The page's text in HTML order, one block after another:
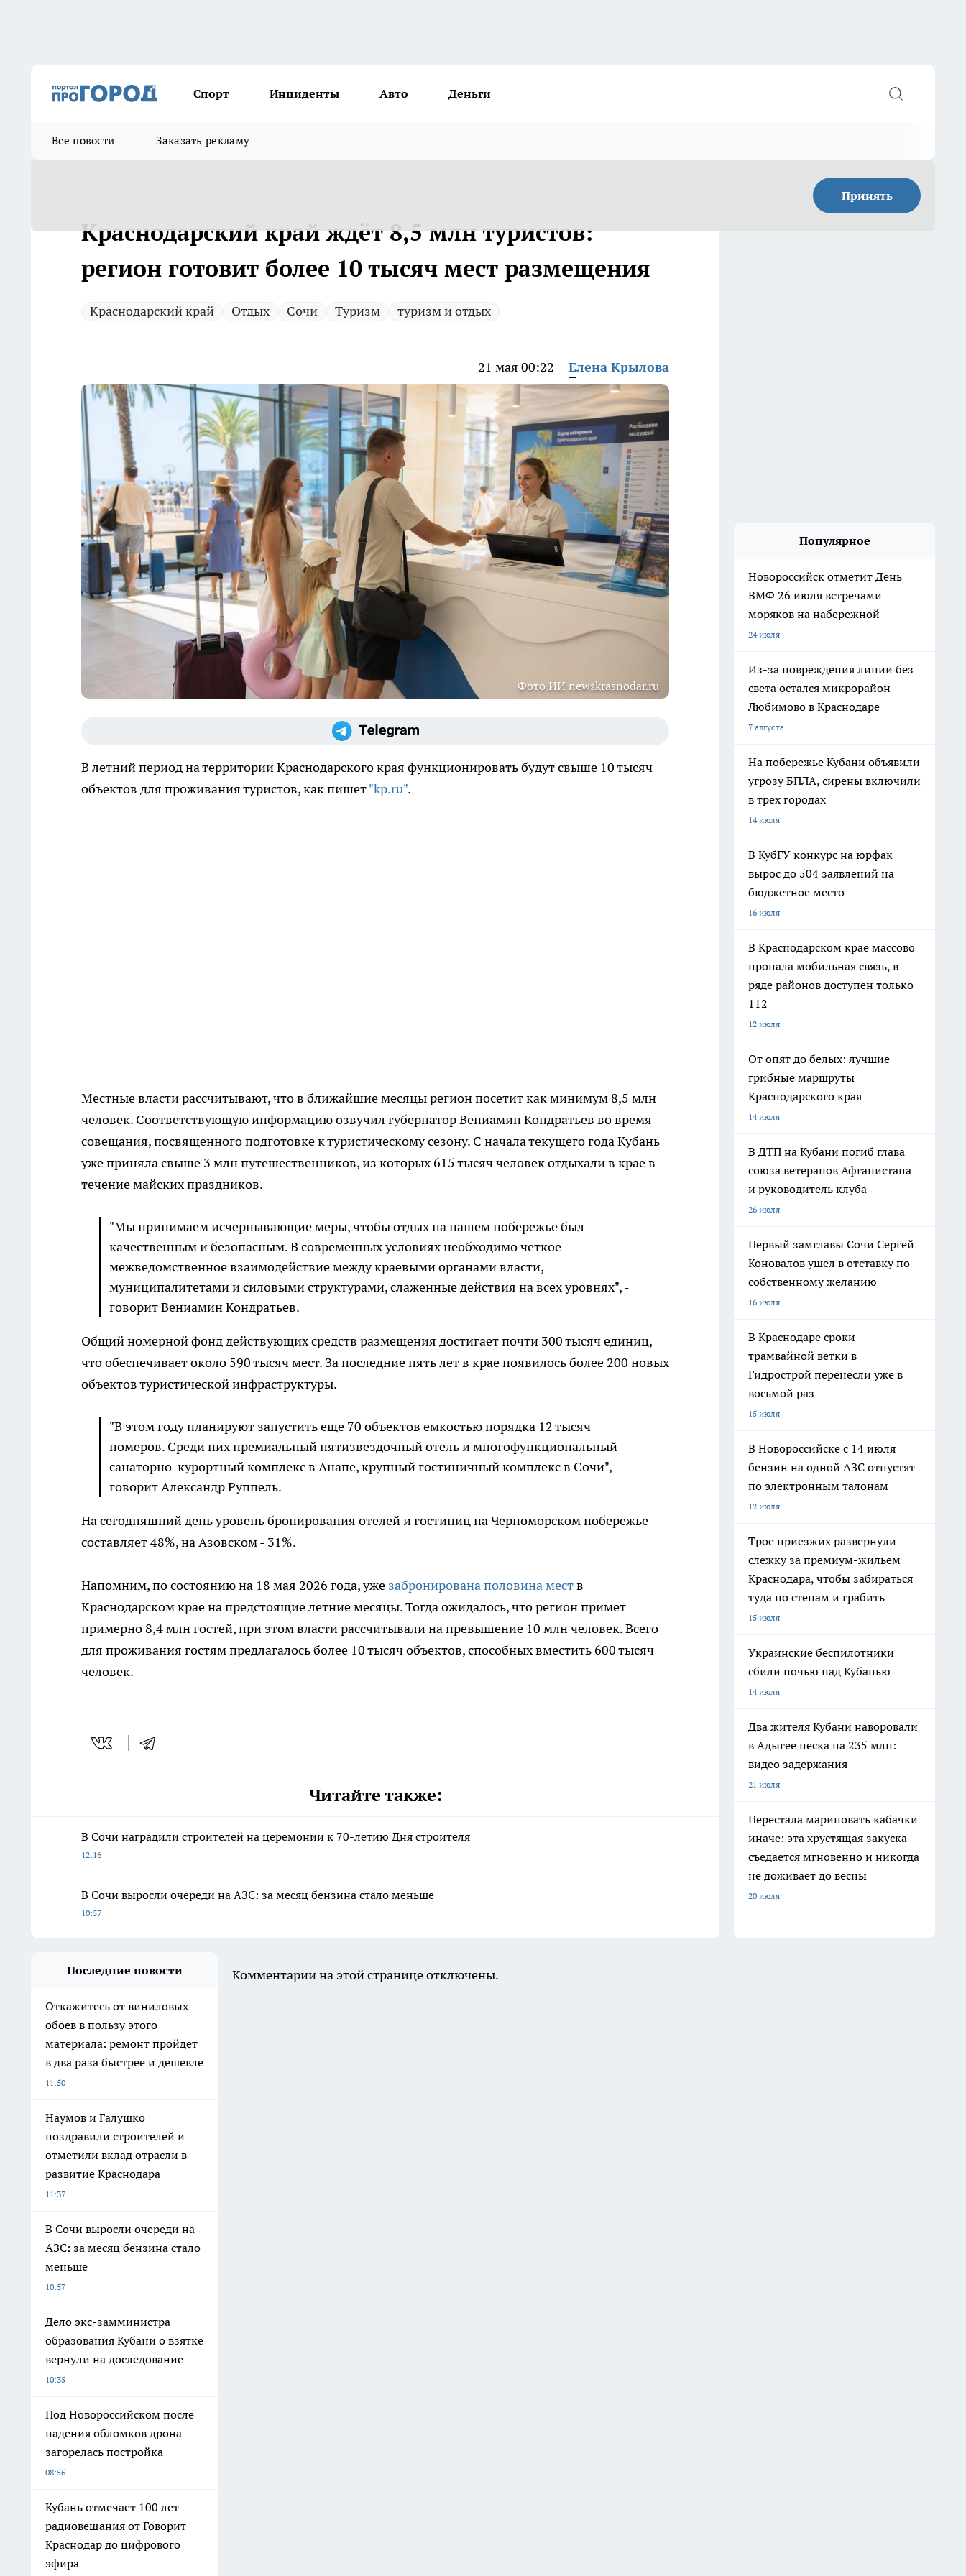
Спорт Инциденты Авто Деньги
Все новости Заказать рекламу
Принять
Краснодарский край ждёт 8,5 млн туристов:
регион готовит более 10 тысяч мест размещения
Краснодарский край Отдых Сочи Туризм туризм и отдых
21 мая 00:22 Елена Крылова
Фото ИИ newskrasnodar.ru
В летний период на территории Краснодарского края функционировать будут свыше 10 тысяч
объектов для проживания туристов, как пишет"kp.ru".
Местные власти рассчитывают, что в ближайшие месяцы регион посетит как минимум 8,5 млн
человек. Соответствующую информацию озвучил губернатор Вениамин Кондратьев во время
совещания, посвященного подготовке к туристическому сезону. С начала текущего года Кубань
уже приняла свыше 3 млн путешественников, из которых 615 тысяч человек отдыхали в крае в
течение майских праздников.
"Мы принимаем исчерпывающие меры, чтобы отдых на нашем побережье был
качественным и безопасным. В современных условиях необходимо четкое
межведомственное взаимодействие между краевыми органами власти,
муниципалитетами и силовыми структурами, слаженные действия на всех уровнях", -
говорит Вениамин Кондратьев.
Общий номерной фонд действующих средств размещения достигает почти 300 тысяч единиц,
что обеспечивает около 590 тысяч мест. За последние пять лет в крае появилось более 200 новых
объектов туристической инфраструктуры.
"В этом году планируют запустить еще 70 объектов емкостью порядка 12 тысяч
номеров. Среди них премиальный пятизвездочный отель и многофункциональный
санаторно-курортный комплекс в Анапе, крупный гостиничный комплекс в Сочи", -
говорит Александр Руппель.
На сегодняшний день уровень бронирования отелей и гостиниц на Черноморском побережье
составляет 48%, на Азовском - 31%.
Напомним, по состоянию на 18 мая 2026 года, уже забронирована половина меств
Краснодарском крае на предстоящие летние месяцы. Тогда ожидалось, что регион примет
примерно 8,4 млн гостей, при этом власти рассчитывали на превышение 10 млн человек. Всего
для проживания гостям предлагалось более 10 тысяч объектов, способных вместить 600 тысяч
человек.
Читайте также:
В Сочи наградили строителей на церемонии к 70-летию Дня строителя
12:16
В Сочи выросли очереди на АЗС: за месяц бензина стало меньше
10:57
Популярное
Новороссийск отметит День
ВМФ 26 июля встречами
моряков на набережной
24 июля
Из-за повреждения линии без
света остался микрорайон
Любимово в Краснодаре
7 августа
На побережье Кубани объявили
угрозу БПЛА, сирены включили
в трех городах
14 июля
В КубГУ конкурс на юрфак
вырос до 504 заявлений на
бюджетное место
16 июля
В Краснодарском крае массово
пропала мобильная связь, в
ряде районов доступен только
112
12 июля
От опят до белых: лучшие
грибные маршруты
Краснодарского края
14 июля
В ДТП на Кубани погиб глава
союза ветеранов Афганистана
и руководитель клуба
26 июля
Первый замглавы Сочи Сергей
Коновалов ушел в отставку по
собственному желанию
16 июля
В Краснодаре сроки
трамвайной ветки в
Гидрострой перенесли уже в
восьмой раз
15 июля
В Новороссийске с 14 июля
бензин на одной АЗС отпустят
по электронным талонам
12 июля
Трое приезжих развернули
слежку за премиум-жильем
Краснодара, чтобы забираться
туда по стенам и грабить
15 июля
Украинские беспилотники
сбили ночью над Кубанью
14 июля
Два жителя Кубани наворовали
в Адыгее песка на 235 млн:
видео задержания
21 июля
Перестала мариновать кабачки
иначе: эта хрустящая закуска
съедается мгновенно и никогда
не доживает до весны
20 июля
Последние новости
Откажитесь от виниловых
обоев в пользу этого
материала: ремонт пройдет
в два раза быстрее и дешевле
11:50
Наумов и Галушко
поздравили строителей и
отметили вклад отрасли в
развитие Краснодара
11:37
В Сочи выросли очереди на
АЗС: за месяц бензина стало
меньше
10:57
Дело экс-замминистра
образования Кубани о взятке
вернули на доследование
10:35
Под Новороссийском после
падения обломков дрона
загорелась постройка
08:56
Кубань отмечает 100 лет
радиовещания от Говорит
Краснодар до цифрового
эфира
Комментарии на этой странице отключены.